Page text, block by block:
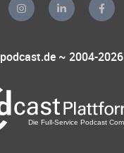
podcast.de ~ 2004-2026